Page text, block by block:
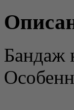
Бандаж